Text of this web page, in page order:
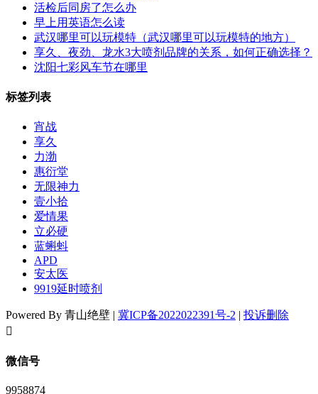
活检后同房了怎么办
早上用英语怎么读
武汉哪里可以玩模特（武汉哪里可以玩模特的地方）
享久、夜劲、龙水3大喷剂品牌的关系，如何正确选择？
沈阳七彩风车节在哪里
标签列表
宵战
享久
力渤
惠衍堂
无限神力
壹小拾
爱情果
立必硬
蓝蝌蚪
APD
安太医
9919延时喷剂
Powered By 青山绝壁 | 冀ICP备2022022391号-2 | 投诉删除
󦘖
微信号
9958874